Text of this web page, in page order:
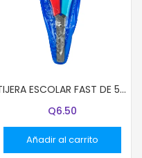
TIJERA ESCOLAR FAST DE 5″ COLORFUL
Q6.50
Añadir al carrito